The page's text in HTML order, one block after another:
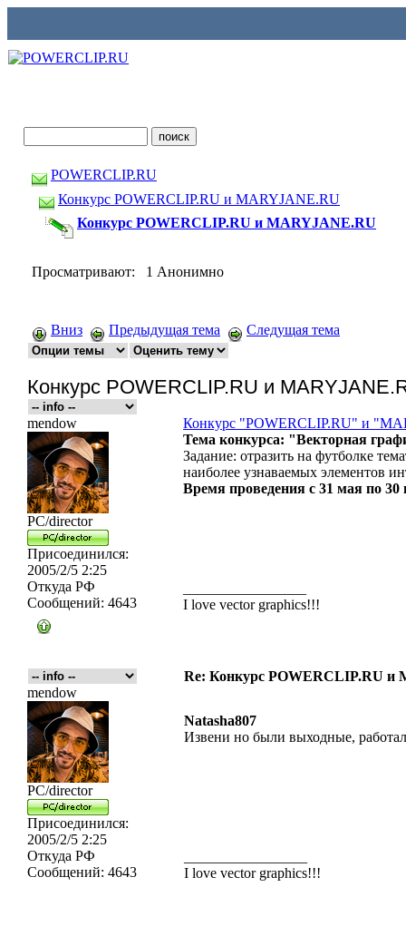
POWERCLIP.RU
Конкурс POWERCLIP.RU и MARYJANE.RU
Конкурс POWERCLIP.RU и MARYJANE.RU
Просматривают: 1 Анонимно
Вниз Предыдущая тема Следущая тема
Конкурс POWERCLIP.RU и
mendow
PC/director
Присоединился:
2005/2/5 2:25
Откуда РФ
Сообщений: 4643
Конкурс "POWERCLIP.RU" и
Тема конкурса: "Векторная
Задание: отразить на футболке
наиболее узнаваемых элементов
Время проведения с 31 мая по 30
I love vector graphics!!!
Re: Конкурс POWERCLIP.RU и
mendow
PC/director
Присоединился:
2005/2/5 2:25
Откуда РФ
Сообщений: 4643
Natasha807
Извени но были выходные,
I love vector graphics!!!